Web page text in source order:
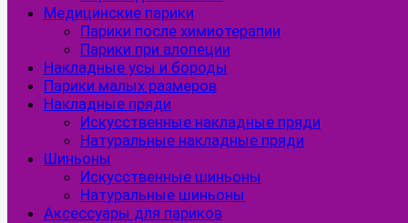
Медицинские парики
Парики после химиотерапии
Парики при алопеции
Накладные усы и бороды
Парики малых размеров
Накладные пряди
Искусственные накладные пряди
Натуральные накладные пряди
Шиньоны
Искусственные шиньоны
Натуральные шиньоны
Аксессуары для париков